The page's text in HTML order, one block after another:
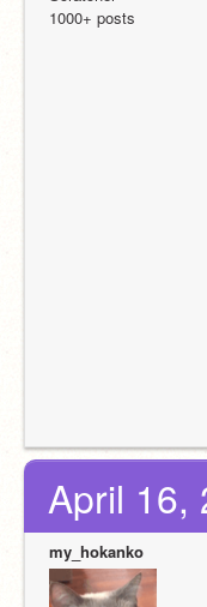
1000+ posts
April 16,
my_hokanko